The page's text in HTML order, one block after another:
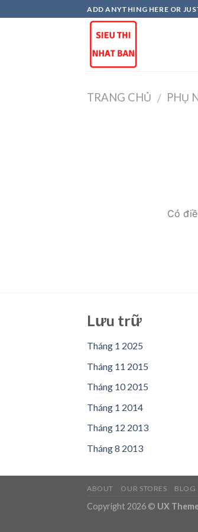
to
ADD ANYTHING HERE OR
TRANG CHỦ / PHỤ
Có
Lưu trữ
Tháng 1 2025
Tháng 11 2015
Tháng 10 2015
Tháng 1 2014
Tháng 12 2013
Tháng 8 2013
ABOUT OUR STORES BLOG
Copyright 2026 © UX